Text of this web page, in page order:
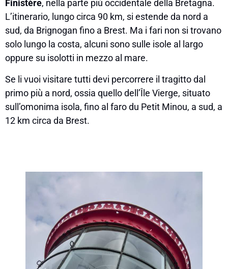
Finistère, nella parte più occidentale della Bretagna.
L’itinerario, lungo circa 90 km, si estende da nord a
sud, da Brignogan fino a Brest. Ma i fari non si trovano
solo lungo la costa, alcuni sono sulle isole al largo
oppure su isolotti in mezzo al mare.
Se li vuoi visitare tutti devi percorrere il tragitto dal
primo più a nord, ossia quello dell’Île Vierge, situato
sull’omonima isola, fino al faro du Petit Minou, a sud, a
12 km circa da Brest.